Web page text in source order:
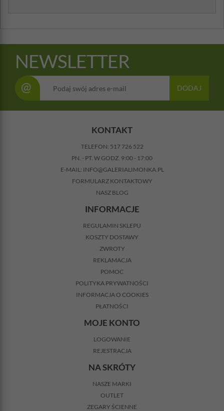
NEWSLETTER
@ DODAJ
KONTAKT
TELEFON: 517 726 522
PN. - PT. W GODZ. 9:00 - 17:00
E-MAIL: INFO@GALERIALIMONKA.PL
FORMULARZ KONTAKTOWY
NASZ BLOG
INFORMACJE
REGULAMIN SKLEPU
KOSZTY DOSTAWY
ZWROTY
REKLAMACJA
POMOC
POLITYKA PRYWATNOŚCI
INFORMACJA O COOKIES
PŁATNOŚCI
MOJE KONTO
LOGOWANIE
REJESTRACJA
NA SKRÓTY
NASZE MARKI
OUTLET
ZEGARY ŚCIENNE